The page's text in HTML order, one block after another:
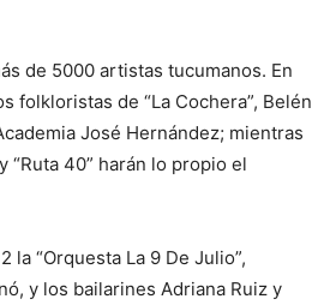
de 5000 artistas tucumanos. En
folkloristas de “La Cochera”, Belén
José Hernández; mientras
“Ruta 40” harán lo propio el
“Orquesta La 9 De Julio”,
y los bailarines Adriana Ruiz y